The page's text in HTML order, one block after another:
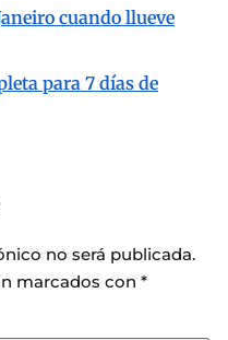
cuando llueve
para 7 días de
no será publicada.
marcados con *